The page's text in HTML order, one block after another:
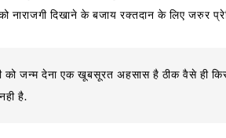
नाराजगी दिखाने के बजाय रक्तदान के लिए जरुर
को जन्म देना एक खूबसूरत अहसास है ठीक वैसे ही
है.